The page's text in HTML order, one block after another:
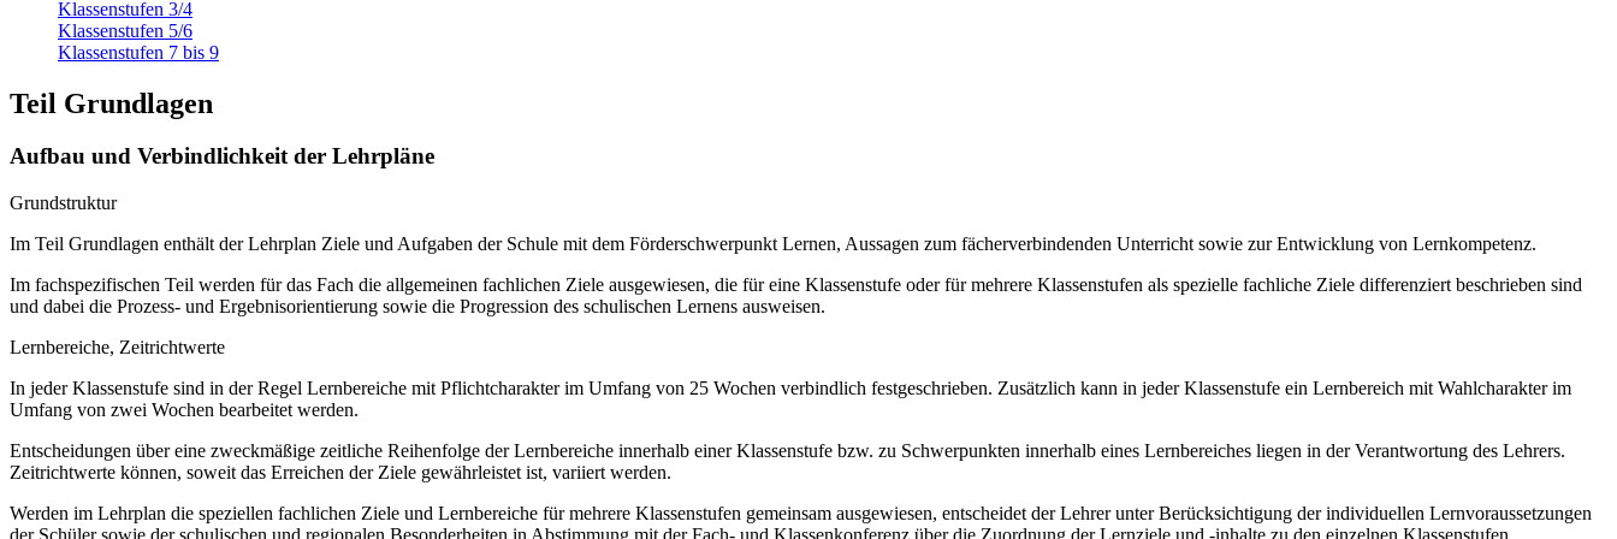
Klassenstufen 3/4
Klassenstufen 5/6
Klassenstufen 7 bis 9
Teil Grundlagen
Aufbau und Verbindlichkeit der Lehrpläne
Grundstruktur
Im Teil Grundlagen enthält der Lehrplan Ziele und Aufgaben der Schule mit dem Förderschwerpunkt Lernen, Aussagen zum fächerverbindenden Unterricht sowie zur Entwicklung von Lernkompetenz.
Im fachspezifischen Teil werden für das Fach die allgemeinen fachlichen Ziele ausgewiesen, die für eine Klassenstufe oder für mehrere Klassenstufen als spezielle fachliche Ziele differenziert beschrieben sind
und dabei die Prozess- und Ergebnisorientierung sowie die Progression des schulischen Lernens ausweisen.
Lernbereiche, Zeitrichtwerte
In jeder Klassenstufe sind in der Regel Lernbereiche mit Pflichtcharakter im Umfang von 25 Wochen verbindlich festgeschrieben. Zusätzlich kann in jeder Klassenstufe ein Lernbereich mit Wahlcharakter im
Umfang von zwei Wochen bearbeitet werden.
Entscheidungen über eine zweckmäßige zeitliche Reihenfolge der Lernbereiche innerhalb einer Klassenstufe bzw. zu Schwerpunkten innerhalb eines Lernbereiches liegen in der Verantwortung des Lehrers.
Zeitrichtwerte können, soweit das Erreichen der Ziele gewährleistet ist, variiert werden.
Werden im Lehrplan die speziellen fachlichen Ziele und Lernbereiche für mehrere Klassenstufen gemeinsam ausgewiesen, entscheidet der Lehrer unter Berücksichtigung der individuellen Lernvoraussetzungen